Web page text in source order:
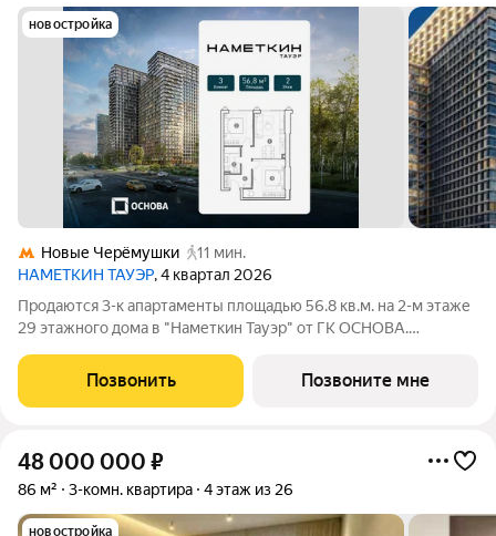
новостройка
Новые Черёмушки
11 мин.
НАМЕТКИН ТАУЭР, 4 квартал 2026
Продаются 3-к апартаменты площадью 56.8 кв.м. на 2-м этаже
29 этажного дома в "Наметкин Тауэр" от ГК ОСНОВА.
обслуживанием, располагается в районе Черёмушки на Юго-
Западе Москвы. Архитектура от
Позвонить Позвоните мне
48 000 000 ₽
86 м² 3-комн. квартира 4 этаж из 26
новостройка